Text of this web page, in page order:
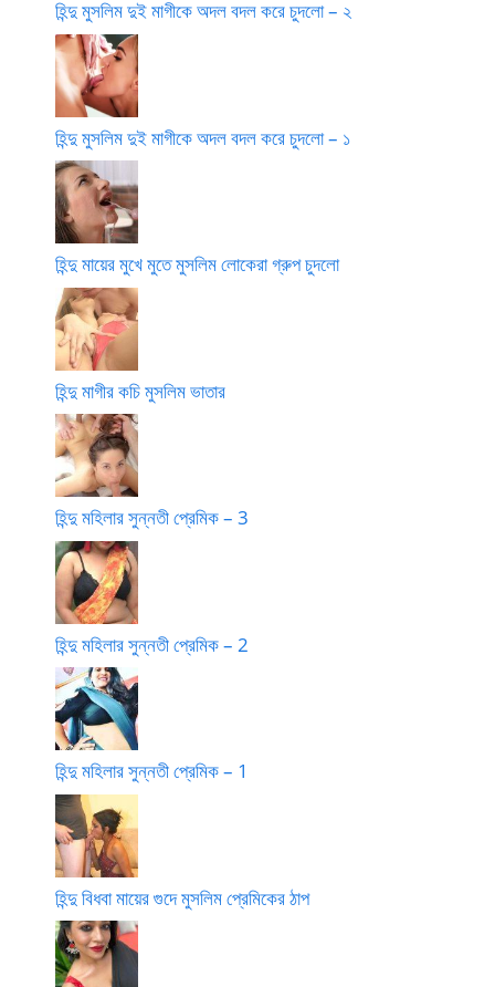
হিন্দু মুসলিম দুই মাগীকে অদল বদল করে চুদলো – ২
হিন্দু মুসলিম দুই মাগীকে অদল বদল করে চুদলো – ১
হিন্দু মায়ের মুখে মুতে মুসলিম লোকেরা গ্রুপ চুদলো
হিন্দু মাগীর কচি মুসলিম ভাতার
হিন্দু মহিলার সুন্নতী প্রেমিক – 3
হিন্দু মহিলার সুন্নতী প্রেমিক – 2
হিন্দু মহিলার সুন্নতী প্রেমিক – 1
হিন্দু বিধবা মায়ের গুদে মুসলিম প্রেমিকের ঠাপ